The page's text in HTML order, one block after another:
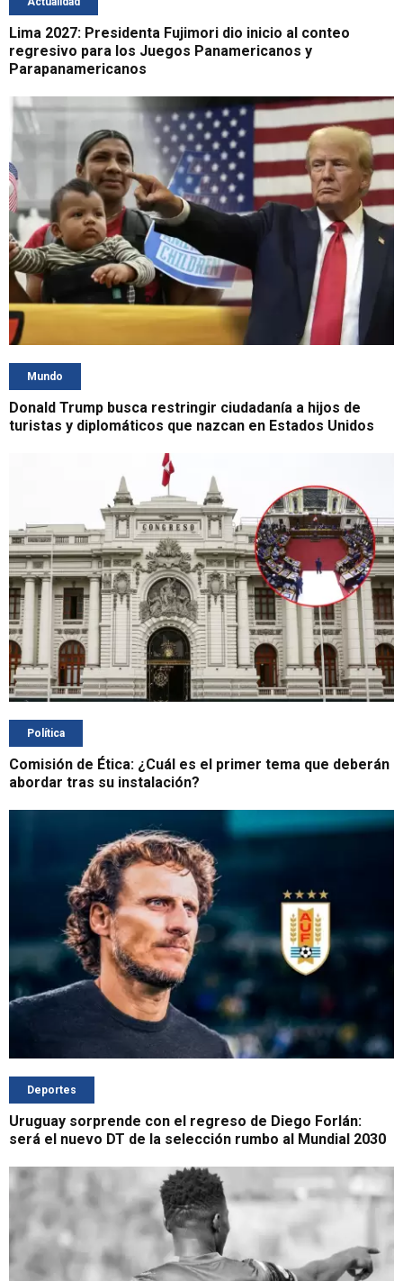
Lima 2027: Presidenta Fujimori dio inicio al conteo
regresivo para los Juegos Panamericanos y
Parapanamericanos
Mundo
Donald Trump busca restringir ciudadanía a hijos de
turistas y diplomáticos que nazcan en Estados Unidos
Política
Comisión de Ética: ¿Cuál es el primer tema que deberán
abordar tras su instalación?
Deportes
Uruguay sorprende con el regreso de Diego Forlán:
será el nuevo DT de la selección rumbo al Mundial 2030